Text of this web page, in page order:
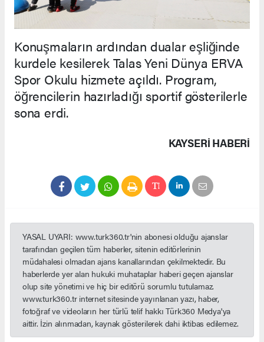
Konuşmaların ardından dualar eşliğinde
kurdele kesilerek Talas Yeni Dünya ERVA
Spor Okulu hizmete açıldı. Program,
öğrencilerin hazırladığı sportif gösterilerle
sona erdi.
KAYSERI HABERİ
YASAL UYARI: www.turk360.tr'nin abonesi olduğu ajanslar
tarafından geçilen tüm haberler, sitenin editörlerinin
müdahalesi olmadan ajans kanallarından çekilmektedir. Bu
haberlerde yer alan hukuki muhataplar haberi geçen ajanslar
olup site yönetimi ve hiç bir editörü sorumlu tutulamaz.
www.turk360.tr internet sitesinde yayınlanan yazı, haber,
fotoğraf ve videoların her türlü telif hakkı Türk360 Medya'ya
aittir. İzin alınmadan, kaynak gösterilerek dahi iktibas edilemez.